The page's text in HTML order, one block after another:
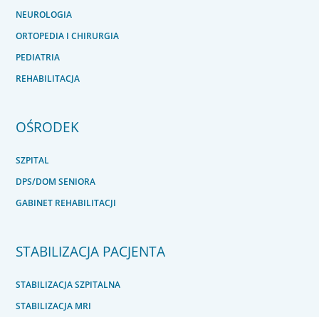
NEUROLOGIA
ORTOPEDIA I CHIRURGIA
PEDIATRIA
REHABILITACJA
OŚRODEK
SZPITAL
DPS/DOM SENIORA
GABINET REHABILITACJI
STABILIZACJA PACJENTA
STABILIZACJA SZPITALNA
STABILIZACJA MRI